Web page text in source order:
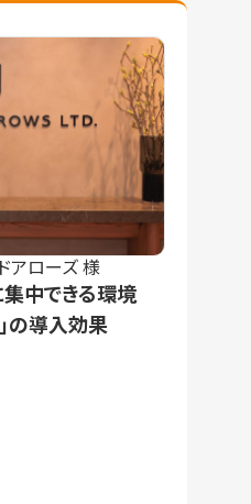
アローズ 様
中できる環境
の導入効果